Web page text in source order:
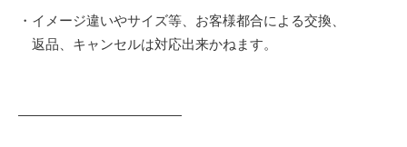
・イメージ違いやサイズ等、お客様都合による交換、
返品、キャンセルは対応出来かねます。
————————————